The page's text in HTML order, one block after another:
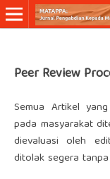
Peer Review
Semua Artikel
pada masyarakat
dievaluasi oleh
ditolak segera